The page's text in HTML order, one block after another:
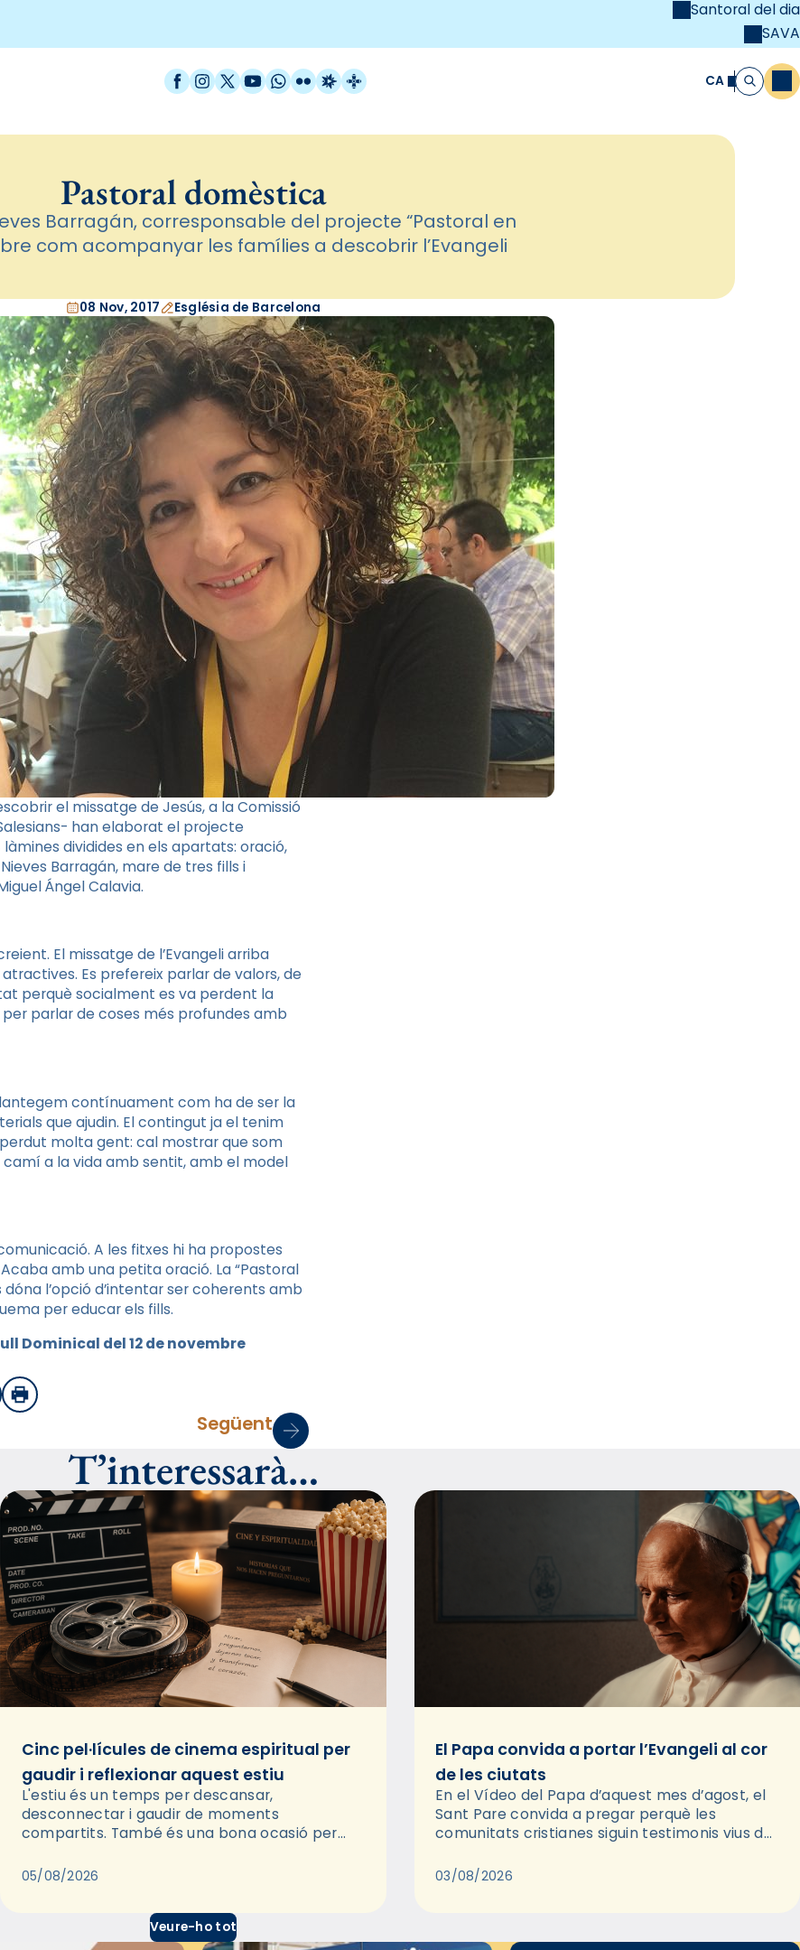
Santoral del dia
SAVA
Facebook
Instagram
X / Twitter
YouTube
WhatsApp
FlickrRadio Estel
Catalunya Cristiana CA Cerca
Pastoral domèstica
Barragán, corresponsable del projecte “Pastoral en
com acompanyar les famílies a descobrir l’Evangeli
08 Nov, 2017 Església de Barcelona
el missatge de Jesús, a la Comissió
han elaborat el projecte
dividides en els apartats: oració,
Barragán, mare de tres fills i
Ángel Calavia.
El missatge de l’Evangeli arriba
Es prefereix parlar de valors, de
perquè socialment es va perdent la
parlar de coses més profundes amb
contínuament com ha de ser la
que ajudin. El contingut ja el tenim
molta gent: cal mostrar que som
a la vida amb sentit, amb el model
A les fitxes hi ha propostes
amb una petita oració. La “Pastoral
l’opció d’intentar ser coherents amb
per educar els fills.
Dominical del 12 de novembre
Imprimir
Següent
T’interessarà…
Cinc pel·lícules de cinema espiritual per
gaudir i reflexionar aquest estiu
L'estiu és un temps per descansar,
desconnectar i gaudir de moments
compartits. També és una bona ocasió per
través del cinema, reflexionar sobre les…
05/08/2026
El Papa convida a portar l’Evangeli al cor
de les ciutats
En el Vídeo del Papa d’aquest mes d’agost, el
Sant Pare convida a pregar perquè les
comunitats cristianes siguin testimonis vius de
pregària, el…
03/08/2026
Veure-ho tot